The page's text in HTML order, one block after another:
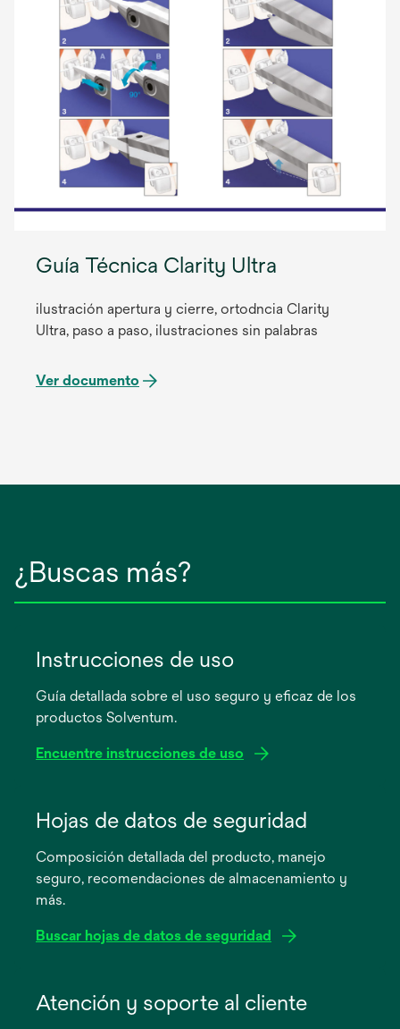
Guía Técnica Clarity Ultra
ilustración apertura y cierre, ortodncia Clarity
Ultra, paso a paso, ilustraciones sin palabras
Ver documento
¿Buscas más?
Instrucciones de uso
Guía detallada sobre el uso seguro y eficaz de los
productos Solventum.
Encuentre instrucciones de uso
abre
pestaña
nueva
Hojas de datos de seguridad
Composición detallada del producto, manejo
seguro, recomendaciones de almacenamiento y
más.
Buscar hojas de datos de seguridad
abreAtención y soporte al cliente